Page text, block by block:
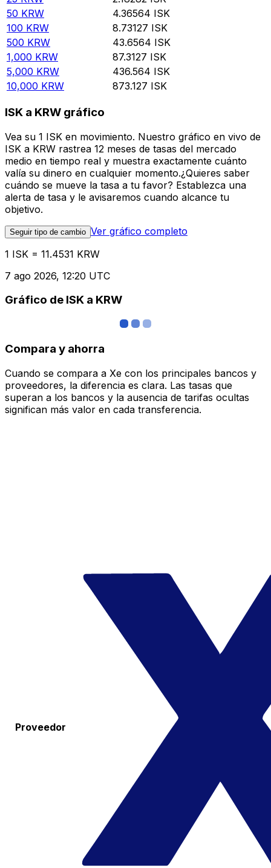
50 KRW 4.36564 ISK
100 KRW 8.73127 ISK
500 KRW 43.6564 ISK
1,000 KRW 87.3127 ISK
5,000 KRW 436.564 ISK
10,000 KRW 873.127 ISK
ISK a KRW gráfico
Vea su 1 ISK en movimiento. Nuestro gráfico en vivo de
ISK a KRW rastrea 12 meses de tasas del mercado
medio en tiempo real y muestra exactamente cuánto
valía su dinero en cualquier momento.¿Quieres saber
cuándo se mueve la tasa a tu favor? Establezca una
alerta de tasa y le avisaremos cuando alcance tu
objetivo.
Seguir tipo de cambio Ver gráfico completo
1 ISK = 11.4531 KRW
7 ago 2026, 12:20 UTC
Gráfico de ISK a KRW
Compara y ahorra
Cuando se compara a Xe con los principales bancos y
proveedores, la diferencia es clara. Las tasas que
superan a los bancos y la ausencia de tarifas ocultas
significan más valor en cada transferencia.
Proveedor